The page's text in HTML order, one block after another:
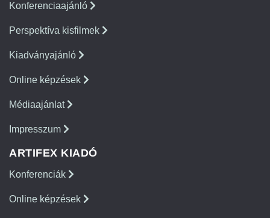
Konferenciaajánló
Perspektíva kisfilmek
Kiadványajánló
Online képzések
Médiaajánlat
Impresszum
ARTIFEX KIADÓ
Konferenciák
Online képzések